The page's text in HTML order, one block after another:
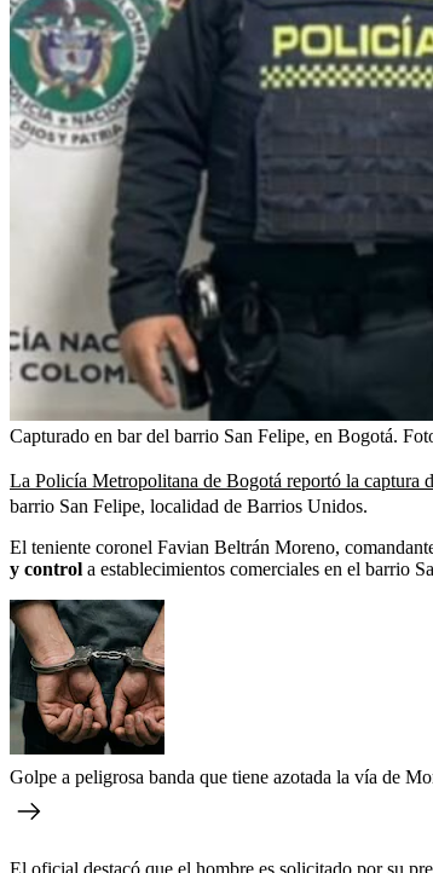
Capturado en bar del barrio San Felipe, en Bogotá.
La Policía Metropolitana de Bogotá reportó la captura
barrio San Felipe, localidad de Barrios Unidos.
El teniente coronel Favian Beltrán Moreno,
y control a establecimientos comerciales en el barrio
Golpe a peligrosa banda que tiene azotada la vía de
El oficial destacó que el hombre es solicitado por su